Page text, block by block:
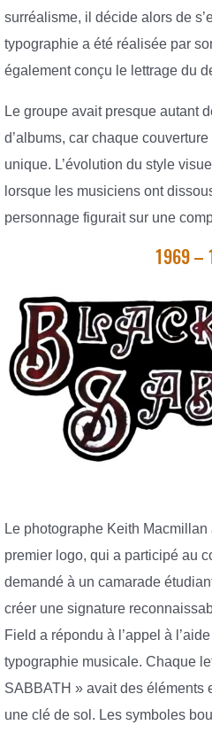
surréalisme, il décide alors de
typographie a été réalisée par
également conçu le lettrage du
Le groupe avait presque autant
d’albums, car chaque
unique. L’évolution du style
lorsque les musiciens ont
personnage figurait sur une
1969 –
Le photographe Keith
premier logo, qui a participé au
demandé à un camarade
créer une signature
Field a répondu à l’appel à
typographie musicale. Chaque
SABBATH » avait des éléments
une clé de sol. Les symboles